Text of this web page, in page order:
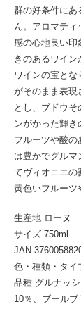
群の好条件にあ
ん。アロマティ
感の心地良い印
きのあるワイ
ワインの宝とな
がそのまま表現
とし、ブドウ
ンがかった輝き
フルーツや酸の
は豊かでグルマ
てヴィオニエの
黄色いフルーツ
生産地 ローヌ
サイズ 750ml
JAN
色・種類・タイ
品種 グルナッ
10％、ブールブ